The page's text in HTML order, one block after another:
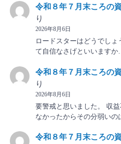
令和８年７月末ころの
り
2026年8月6日
ロードスターはどうでし
て自信なさげといいます
令和８年７月末ころの
り
2026年8月6日
要警戒と思いました。 収
なかったからその分弱いの
令和８年７月末ころの